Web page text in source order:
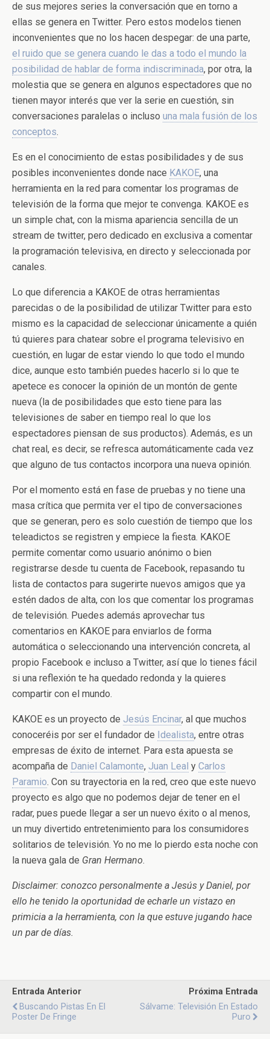
de sus mejores series la conversación que en torno a
ellas se genera en Twitter. Pero estos modelos tienen
inconvenientes que no los hacen despegar: de una parte,
el ruido que se genera cuando le das a todo el mundo la
posibilidad de hablar de forma indiscriminada, por otra, la
molestia que se genera en algunos espectadores que no
tienen mayor interés que ver la serie en cuestión, sin
conversaciones paralelas o incluso una mala fusión de los
conceptos.
Es en el conocimiento de estas posibilidades y de sus
posibles inconvenientes donde nace KAKOE, una
herramienta en la red para comentar los programas de
televisión de la forma que mejor te convenga. KAKOE es
un simple chat, con la misma apariencia sencilla de un
stream de twitter, pero dedicado en exclusiva a comentar
la programación televisiva, en directo y seleccionada por
canales.
Lo que diferencia a KAKOE de otras herramientas
parecidas o de la posibilidad de utilizar Twitter para esto
mismo es la capacidad de seleccionar únicamente a quién
tú quieres para chatear sobre el programa televisivo en
cuestión, en lugar de estar viendo lo que todo el mundo
dice, aunque esto también puedes hacerlo si lo que te
apetece es conocer la opinión de un montón de gente
nueva (la de posibilidades que esto tiene para las
televisiones de saber en tiempo real lo que los
espectadores piensan de sus productos). Además, es un
chat real, es decir, se refresca automáticamente cada vez
que alguno de tus contactos incorpora una nueva opinión.
Por el momento está en fase de pruebas y no tiene una
masa crítica que permita ver el tipo de conversaciones
que se generan, pero es solo cuestión de tiempo que los
teleadictos se registren y empiece la fiesta. KAKOE
permite comentar como usuario anónimo o bien
registrarse desde tu cuenta de Facebook, repasando tu
lista de contactos para sugerirte nuevos amigos que ya
estén dados de alta, con los que comentar los programas
de televisión. Puedes además aprovechar tus
comentarios en KAKOE para enviarlos de forma
automática o seleccionando una intervención concreta, al
propio Facebook e incluso a Twitter, así que lo tienes fácil
si una reflexión te ha quedado redonda y la quieres
compartir con el mundo.
KAKOE es un proyecto de Jesús Encinar, al que muchos
conoceréis por ser el fundador de Idealista, entre otras
empresas de éxito de internet. Para esta apuesta se
acompaña de Daniel Calamonte, Juan Leal y Carlos
Paramio. Con su trayectoria en la red, creo que este nuevo
proyecto es algo que no podemos dejar de tener en el
radar, pues puede llegar a ser un nuevo éxito o al menos,
un muy divertido entretenimiento para los consumidores
solitarios de televisión. Yo no me lo pierdo esta noche con
la nueva gala de Gran Hermano.
Disclaimer: conozco personalmente a Jesús y Daniel, por
ello he tenido la oportunidad de echarle un vistazo en
primicia a la herramienta, con la que estuve jugando hace
un par de días.
Entrada Anterior
Buscando Pistas En El
Poster De Fringe
Próxima Entrada
Sálvame: Televisión En Estado
Puro